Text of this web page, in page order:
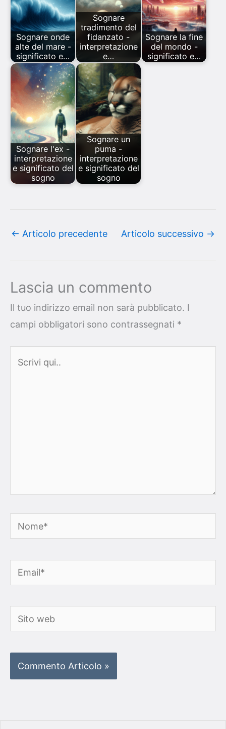
Sognare onde
alte del mare -
significato e…
Sognare
tradimento del
fidanzato -
interpretazione
e…
Sognare la fine
del mondo -
significato e…
Sognare l'ex -
interpretazione
e significato del
sogno
Sognare un
puma -
interpretazione
e significato del
sogno
← Articolo precedente Articolo successivo →
Lascia un commento
Il tuo indirizzo email non sarà pubblicato. I
campi obbligatori sono contrassegnati *
Nome*
Email*
Sito
web